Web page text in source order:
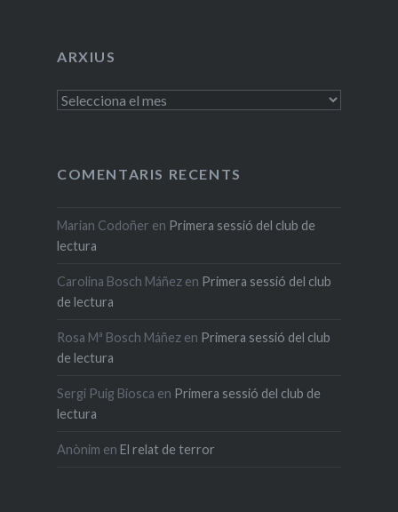
ARXIUS
Arxius
COMENTARIS RECENTS
Marian Codoñer en Primera sessió del club de
lectura
Carolina Bosch Máñezen Primera sessió del club
de lectura
Rosa Mª Bosch Máñezen Primera sessió del club
de lectura
Sergi Puig Biosca en Primera sessió del club de
lectura
Anònim en El relat de terror